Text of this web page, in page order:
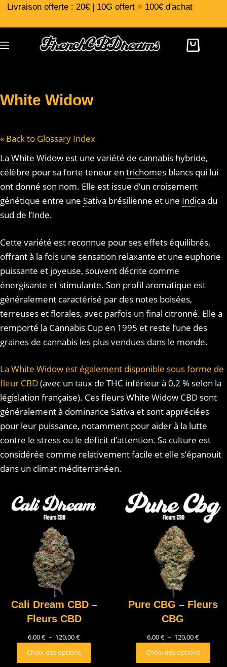
Livraison offerte : 20€ | 10G offert = 100€ d'achat
White Widow
« Back to Glossary Index
La White Widow est une variété de cannabis hybride,
célèbre pour sa forte teneur en trichomes blancs qui lui
ont donné son nom. Elle est issue d’un croisement
génétique entre une Sativa brésilienne et une Indica du
sud de l’Inde.
Cette variété est reconnue pour ses effets équilibrés,
offrant à la fois une sensation relaxante et une euphorie
puissante et joyeuse, souvent décrite comme
énergisante et stimulante. Son profil aromatique est
généralement caractérisé par des notes boisées,
terreuses et florales, avec parfois un final citronné. Elle a
remporté la Cannabis Cup en 1995 et reste l’une des
graines de cannabis les plus vendues dans le monde.
La White Widow est également disponible sous forme de
fleur CBD(avec un taux de THC inférieur à 0,2 % selon la
législation française). Ces fleurs White Widow CBD sont
généralement à dominance Sativa et sont appréciées
pour leur puissance, notamment pour aider à la lutte
contre le stress ou le déficit d’attention. Sa culture est
considérée comme relativement facile et elle s’épanouit
dans un climat méditerranéen.
Cali Dream CBD –
Fleurs CBD
6,00€ – 120,00€
Choix des options
Pure CBG – Fleurs
CBG
6,00€ – 120,00€
Choix des options